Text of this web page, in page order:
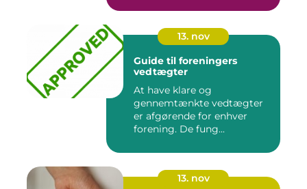
13. nov
Guide til foreningers
vedtægter
At have klare og
gennemtænkte vedtægter
er afgørende for enhver
forening. De fung...
13. nov